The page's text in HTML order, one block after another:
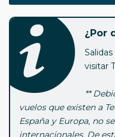
¿Por
visitar
**
vuelos que existen a
España y Europa, no
internacionales. De